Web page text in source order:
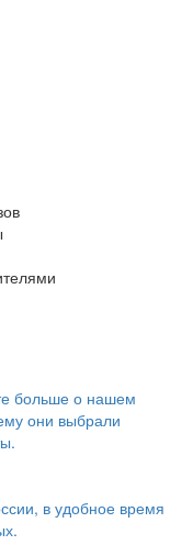
больше о нашем
они выбрали
в удобное время